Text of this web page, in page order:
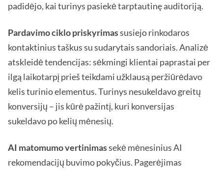
padidėjo, kai turinys pasiekė tarptautinę auditoriją.
Pardavimo ciklo priskyrimassusiejo rinkodaros
kontaktinius taškus su sudarytais sandoriais. Analizė
atskleidė tendencijas: sėkmingi klientai paprastai per
ilgą laikotarpį prieš teikdami užklausą peržiūrėdavo
kelis turinio elementus. Turinys nesukeldavo greitų
konversijų – jis kūrė pažintį, kuri konversijas
sukeldavo po kelių mėnesių.
AI matomumo vertinimassekė mėnesinius AI
rekomendacijų buvimo pokyčius. Pagerėjimas